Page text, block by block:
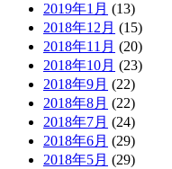
2019年1月 (13)
2018年12月 (15)
2018年11月 (20)
2018年10月 (23)
2018年9月 (22)
2018年8月 (22)
2018年7月 (24)
2018年6月 (29)
2018年5月 (29)